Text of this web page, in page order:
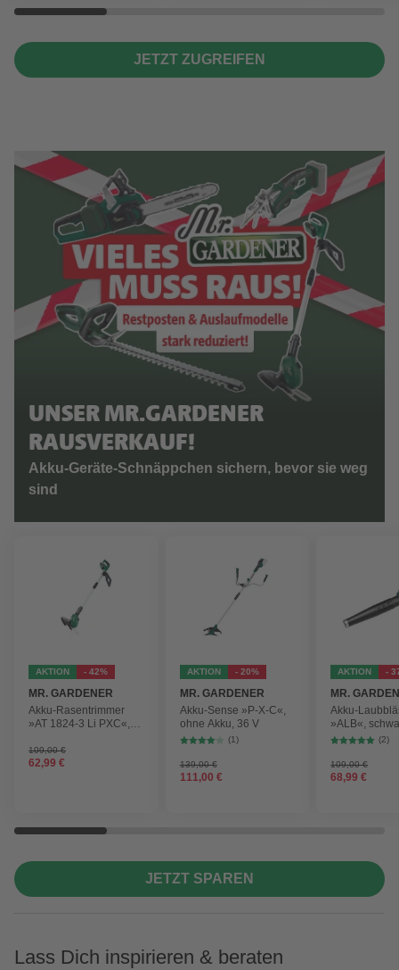
JETZT ZUGREIFEN
UNSER MR.GARDENER
RAUSVERKAUF!
Akku-Geräte-Schnäppchen sichern, bevor sie weg
sind
AKTION - 42%
MR. GARDENER
Akku-Rasentrimmer
»AT 1824-3 Li PXC«,
109,00 €
62,99 €
AKTION - 20%
MR. GARDENER
Akku-Sense »P-X-C«,
ohne Akku, 36 V
(1)
139,00 €
111,00 €
AKTION -
MR.
Akku-
»ALB«,
max.
210 km/h
(2)
109,00 €
68,99 €
JETZT SPAREN
Lass Dich inspirieren & beraten